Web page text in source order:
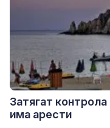
Затягат
има арести